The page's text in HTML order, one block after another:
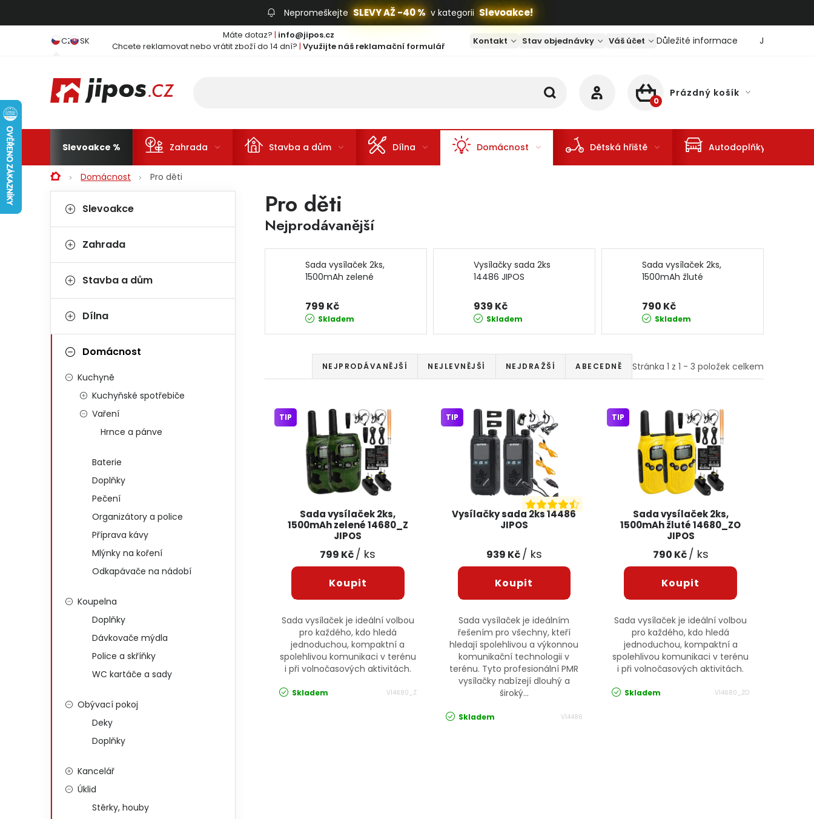
Nepromeškejte SLEVY AŽ -40 % v kategorii Slevoakce!
CZ SK Máte dotaz? | info@jipos.cz
Chcete reklamovat nebo vrátit zboží do 14 dní? | Využijte náš reklamační formulář Kontakt Stav objednávky Váš účet Důležité informace Jaký je
NÁKUPNÍ KOŠÍK
Prázdný košík
Slevoakce Zahrada Stavba a dům Dílna Domácnost Dětská hřiště Autodoplňky
DomůDomácnost Pro děti
Postranní panel
Kategorie
Slevoakce
Zahrada
Stavba a dům
Dílna
Domácnost
Kuchyně
Kuchyňské spotřebiče
Vaření
Hrnce a pánve
Baterie
Doplňky
Pečení
Organizátory a police
Příprava kávy
Mlýnky na koření
Odkapávače na nádobí
Koupelna
Doplňky
Dávkovače mýdla
Police a skříňky
WC kartáče a sady
Obývací pokoj
Deky
Doplňky
Kancelář
Úklid
Stěrky, houby
Pro děti
Nejprodávanější
Sada vysílaček 2ks,
1500mAh zelené
799 Kč
Skladem
Vysílačky sada 2ks
14486 JIPOS
939 Kč
Skladem
Sada vysílaček 2ks,
1500mAh žluté
790 Kč
Skladem
Stránka 1 z 1 - 3 položek celkem
Řazení produktů
NEJPRODÁVANĚJŠÍ NEJLEVNĚJŠÍ NEJDRAŽŠÍ ABECEDNĚ
Výpis produktů
Sada vysílaček 2ks,
1500mAh zelené 14680_Z
JIPOS
TIP
799 Kč/ ks
Sada vysílaček je ideální volbou
pro každého, kdo hledá
jednoduchou, kompaktní a
spolehlivou komunikaci v terénu
i při volnočasových aktivitách.
Skladem V14680_Z
Vysílačky sada 2ks 14486
JIPOS
TIP
939 Kč/ ks
Sada vysílaček je ideálním
řešením pro všechny, kteří
hledají spolehlivou a výkonnou
komunikační technologii v
terénu. Tyto profesionální PMR
vysílačky nabízejí dlouhý a
široký...
Skladem V14486
Sada vysílaček 2ks,
1500mAh žluté 14680_ZO
JIPOS
TIP
790 Kč/ ks
Sada vysílaček je ideální volbou
pro každého, kdo hledá
jednoduchou, kompaktní a
spolehlivou komunikaci v terénu
i při volnočasových aktivitách.
Skladem V14680_ZO